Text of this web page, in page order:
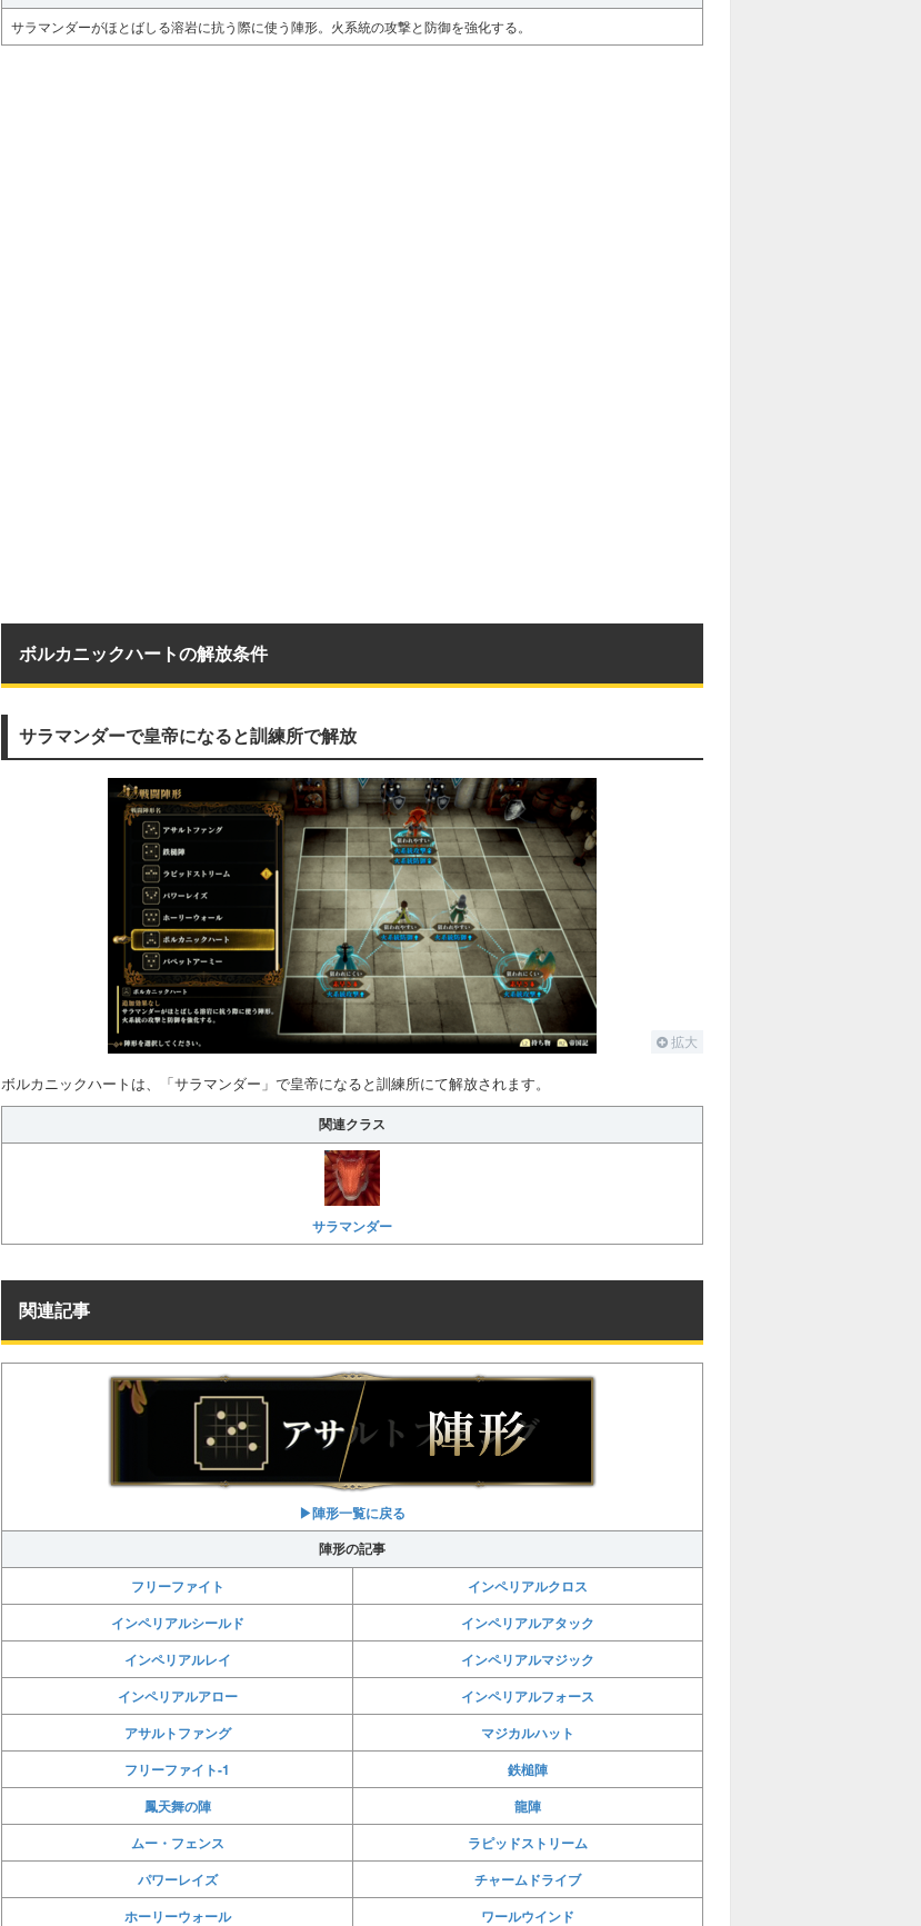
サラマンダーがほとばしる溶岩に抗う際に使う陣形。火系統の攻撃と防御を強化する。
ボルカニックハートの解放条件
サラマンダーで皇帝になると訓練所で解放
拡大
ボルカニックハートは、「サラマンダー」で皇帝になると訓練所にて解放されます。
関連クラス
サラマンダー
関連記事
▶︎陣形一覧に戻る
陣形の記事
フリーファイト
インペリアルクロス
インペリアルシールド
インペリアルアタック
インペリアルレイ
インペリアルマジック
インペリアルアロー
インペリアルフォース
アサルトファング
マジカルハット
フリーファイト-1
鉄槌陣
鳳天舞の陣
龍陣
ムー・フェンス
ラピッドストリーム
パワーレイズ
チャームドライブ
ホーリーウォール
ワールウインド